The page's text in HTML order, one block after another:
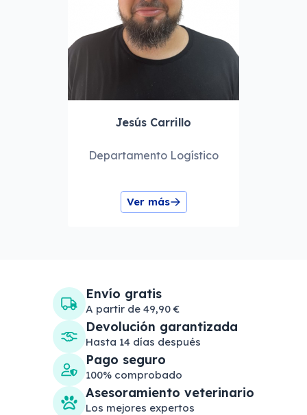
Jesús Carrillo
Departamento Logístico
Ver más
Envío gratis
A partir de 49,90 €
Devolución garantizada
Hasta 14 días después
Pago seguro
100% comprobado
Asesoramiento veterinario
Los mejores expertos